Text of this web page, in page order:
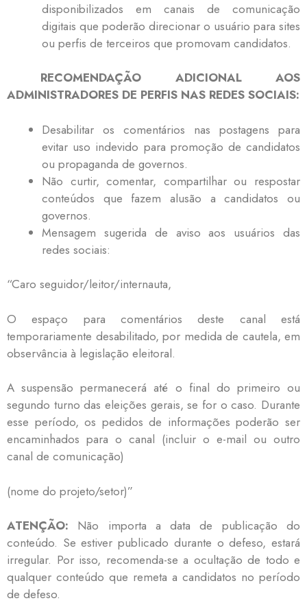
disponibilizados em canais de comunicação
digitais que poderão direcionar o usuário para sites
ou perfis de terceiros que promovam candidatos.
RECOMENDAÇÃO ADICIONAL AOS
ADMINISTRADORES DE PERFIS NAS REDES SOCIAIS:
Desabilitar os comentários nas postagens para
evitar uso indevido para promoção de candidatos
ou propaganda de governos.
Não curtir, comentar, compartilhar ou respostar
conteúdos que fazem alusão a candidatos ou
governos.
Mensagem sugerida de aviso aos usuários das
redes sociais:
“Caro seguidor/leitor/internauta,
O espaço para comentários deste canal está
temporariamente desabilitado, por medida de cautela, em
observância à legislação eleitoral.
A suspensão permanecerá até o final do primeiro ou
segundo turno das eleições gerais, se for o caso. Durante
esse período, os pedidos de informações poderão ser
encaminhados para o canal (incluir o e-mail ou outro
canal de comunicação)
(nome do projeto/setor)”
ATENÇÃO: Não importa a data de publicação do
conteúdo. Se estiver publicado durante o defeso, estará
irregular. Por isso, recomenda-se a ocultação de todo e
qualquer conteúdo que remeta a candidatos no período
de defeso.